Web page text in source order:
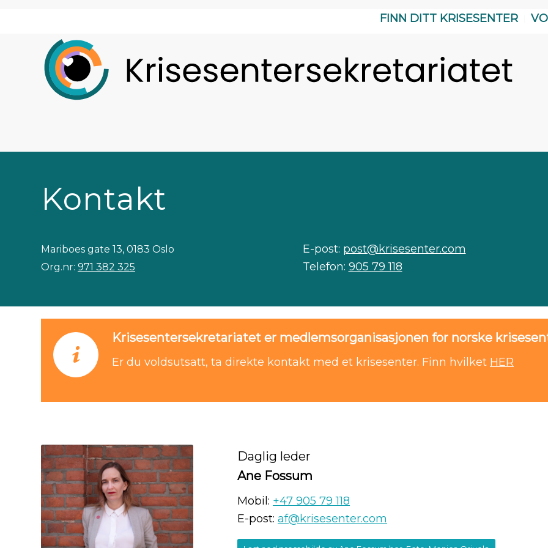
FINN DITT KRISESENTER
Kontakt
Mariboes gate 13, 0183 Oslo
Org.nr: 971 382 325
E-post: post@krisesenter.com
Telefon: 905 79 118
Krisesentersekretariatet er medlemsorganisasjonen for norske
Er du voldsutsatt, ta direkte kontakt med et krisesenter. Finn hvilket HER
Daglig leder
Ane Fossum
Mobil: +47 905 79 118
E-post: af@krisesenter.com